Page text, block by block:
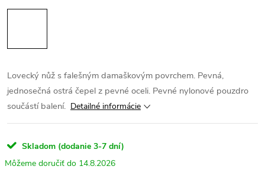
Lovecký nůž s falešným damaškovým povrchem. Pevná,
jednosečná ostrá čepel z pevné oceli. Pevné nylonové pouzdro
součástí balení. Detailné informácie
Skladom (dodanie 3-7 dní)
14.8.2026